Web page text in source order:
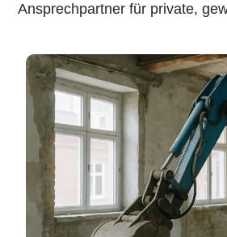
Ansprechpartner für private,